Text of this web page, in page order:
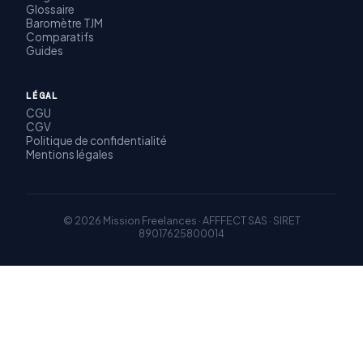
Glossaire
Baromètre TJM
Comparatifs
Guides
LÉGAL
CGU
CGV
Politique de confidentialité
Mentions légales
© 2026 Mission Freelances · AFFFECT SAS · SIRET
89017625800014